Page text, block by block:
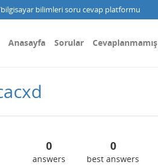
bilimleri soru cevap platformu
Anasayfa Sorular Cevaplanmamış
0
answers
0
best answers